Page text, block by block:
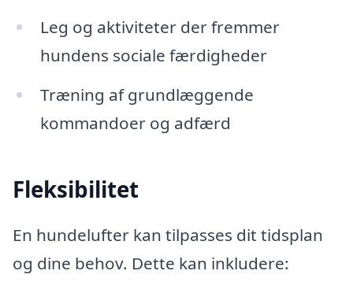
Leg og aktiviteter der fremmer
hundens sociale færdigheder
Træning af grundlæggende
kommandoer og adfærd
Fleksibilitet
En hundelufter kan tilpasses dit tidsplan
og dine behov. Dette kan inkludere: